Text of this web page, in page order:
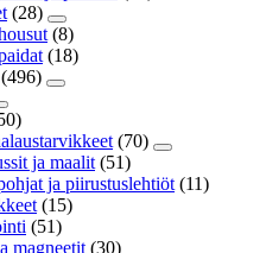
(28)
(8)
(18)
(496)
(70)
ja maalit (51)
ja piirustuslehtiöt (11)
(15)
(51)
magneetit (30)